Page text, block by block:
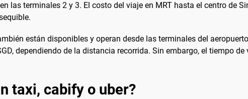
las terminales 2 y 3. El costo del viaje en MRT hasta el centro de
están disponibles y operan desde las terminales del
dependiendo de la distancia recorrida. Sin embargo, el tiempo
taxi, cabify o uber?